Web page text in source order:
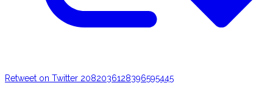
Retweet on Twitter 2082036128396595445